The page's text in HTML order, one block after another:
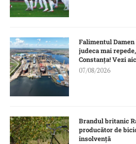
Falimentul
judeca mai
Constanța! Vezi
07/08/2026
Brandul britanic
producător de
insolvență